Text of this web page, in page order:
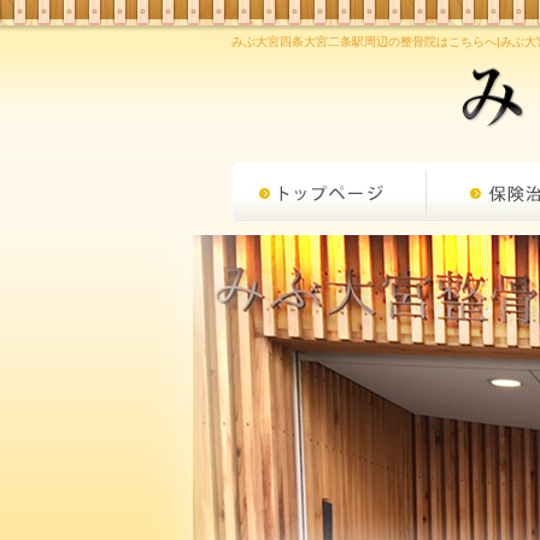
みぶ大宮四条大宮二条駅周辺の整骨院はこちらへ|みぶ大